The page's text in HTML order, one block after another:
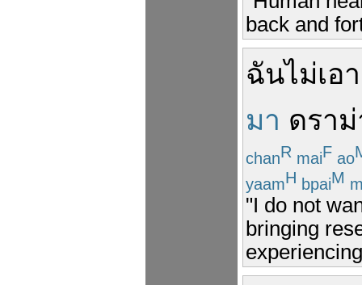
back and
ฉันไม่เอา
มา ดรา
chanR maiF ao
yaamH bpaiM
"I do not
bringing